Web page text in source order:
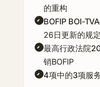
的重构
BOFIP BOI-
26日更新的规定
最高行政法院
销BOFIP
4项中的3项服